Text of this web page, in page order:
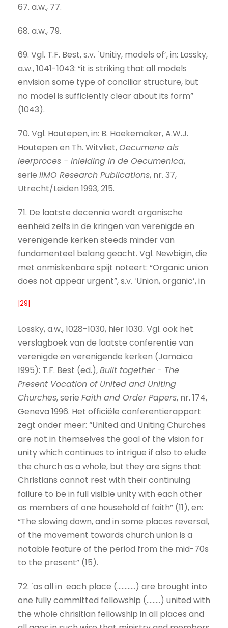
67. a.w., 77.
68. a.w., 79.
69. Vgl. T.F. Best, s.v. ‛Unitiy, models of’, in: Lossky,
a.w., 1041-1043: “it is striking that all models
envision some type of conciliar structure, but
no model is sufficiently clear about its form”
(1043).
70. Vgl. Houtepen, in: B. Hoekemaker, A.W.J.
Houtepen en Th. Witvliet, Oecumene als
leerproces − Inleiding in de Oecumenica,
serie IIMO Research Publications, nr. 37,
Utrecht/Leiden 1993, 215.
71. De laatste decennia wordt organische
eenheid zelfs in de kringen van verenigde en
verenigende kerken steeds minder van
fundamenteel belang geacht. Vgl. Newbigin, die
met onmiskenbare spijt noteert: “Organic union
does not appear urgent”, s.v. ‛Union, organic’, in
|29|
Lossky, a.w., 1028-1030, hier 1030. Vgl. ook het
verslagboek van de laatste conferentie van
verenigde en verenigende kerken (Jamaica
1995): T.F. Best (ed.),Built together − The
Present Vocation of United and Uniting
Churches, serie Faith and Order Papers, nr. 174,
Geneva 1996. Het officiële conferentierapport
zegt onder meer: “United and Uniting Churches
are not in themselves the goal of the vision for
unity which continues to intrigue if also to elude
the church as a whole, but they are signs that
Christians cannot rest with their continuing
failure to be in full visible unity with each other
as members of one household of faith” (11), en:
“The slowing down, and in some places reversal,
of the movement towards church union is a
notable feature of the period from the mid-70s
to the present” (15).
72. ‛as all in each place (............) are brought into
one fully committed fellowship (.........) united with
the whole chrisitian fellowship in all places and